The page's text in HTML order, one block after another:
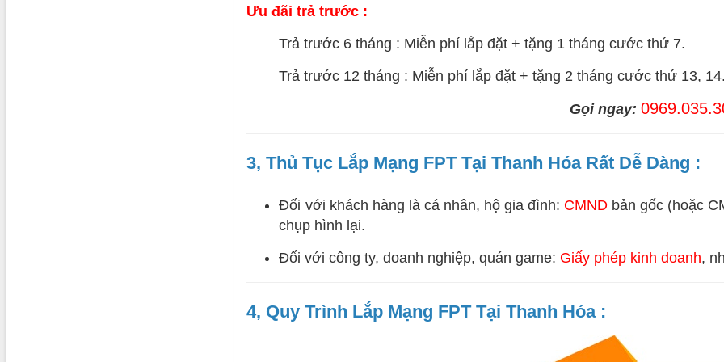
Ưu đãi trả trước :
Trả trước 6 tháng : Miễn phí lắp đặt + tặng 1 tháng cước thứ 7.
Trả trước 12 tháng : Miễn phí lắp đặt + tặng 2 tháng cước thứ 13,
Gọi ngay:
3, Thủ Tục Lắp Mạng FPT Tại Thanh Hóa Rất Dễ Dàng :
Đối với khách hàng là cá nhân, hộ gia đình: CMNDbản gốc (hoặc
chụp hình lại.
Đối với công ty, doanh nghiệp, quán game: Giấy phép kinh doanh,
4, Quy Trình Lắp Mạng FPT Tại Thanh Hóa :